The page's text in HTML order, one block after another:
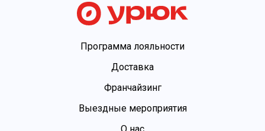
Программа лояльности
Доставка
Франчайзинг
Выездные мероприятия